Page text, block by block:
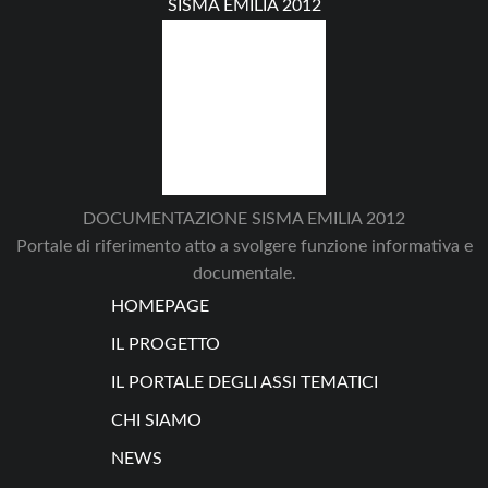
SISMA EMILIA 2012
DOCUMENTAZIONE SISMA EMILIA 2012
Portale di riferimento atto a svolgere funzione informativa e
documentale.
HOMEPAGE
IL PROGETTO
IL PORTALE DEGLI ASSI TEMATICI
CHI SIAMO
NEWS